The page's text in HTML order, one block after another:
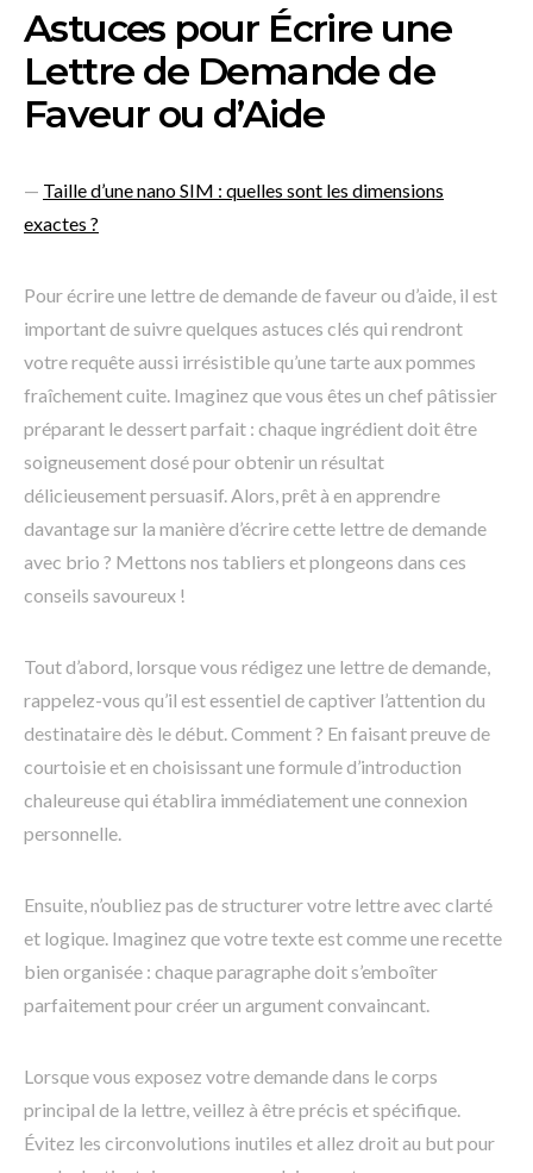
Astuces pour Écrire une
Lettre de Demande de
Faveur ou d’Aide
— Taille d’une nano SIM : quelles sont les dimensions
exactes ?
Pour écrire une lettre de demande de faveur ou d’aide, il est
important de suivre quelques astuces clés qui rendront
votre requête aussi irrésistible qu’une tarte aux pommes
fraîchement cuite. Imaginez que vous êtes un chef pâtissier
préparant le dessert parfait : chaque ingrédient doit être
soigneusement dosé pour obtenir un résultat
délicieusement persuasif. Alors, prêt à en apprendre
davantage sur la manière d’écrire cette lettre de demande
avec brio ? Mettons nos tabliers et plongeons dans ces
conseils savoureux !
Tout d’abord, lorsque vous rédigez une lettre de demande,
rappelez-vous qu’il est essentiel de captiver l’attention du
destinataire dès le début. Comment ? En faisant preuve de
courtoisie et en choisissant une formule d’introduction
chaleureuse qui établira immédiatement une connexion
personnelle.
Ensuite, n’oubliez pas de structurer votre lettre avec clarté
et logique. Imaginez que votre texte est comme une recette
bien organisée : chaque paragraphe doit s’emboîter
parfaitement pour créer un argument convaincant.
Lorsque vous exposez votre demande dans le corps
principal de la lettre, veillez à être précis et spécifique.
Évitez les circonvolutions inutiles et allez droit au but pour